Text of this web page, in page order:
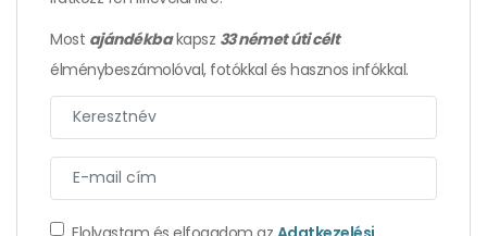
Most ajándékbakapsz 33 német úti célt
élménybeszámolóval, fotókkal és hasznos infókkal.